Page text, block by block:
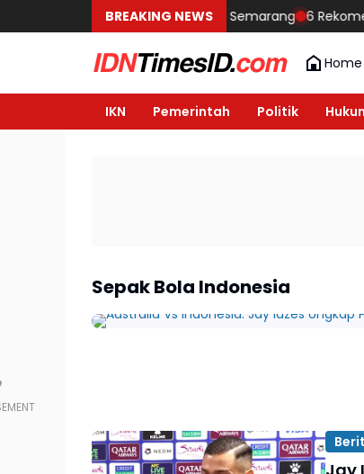
BREAKING NEWS
Membangun Rumah di Semarang 6
Home
IKN Pemerintah Politik
Sepak Bola Indonesia